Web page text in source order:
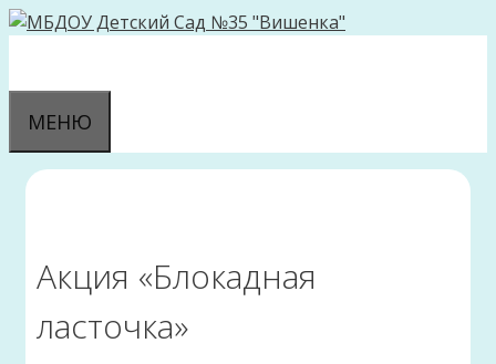
Перейти
МЕНЮ
Акция «Блокадная
ласточка»